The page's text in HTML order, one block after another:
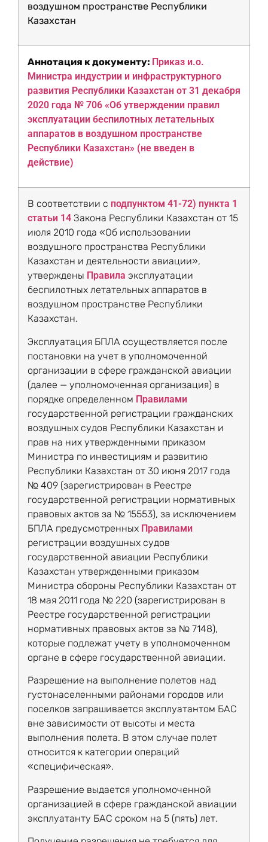
воздушном пространстве Республики
Казахстан
Аннотация к документу: Приказ и.о.
Министра индустрии и инфраструктурного
развития Республики Казахстан от 31 декабря
2020 года № 706 «Об утверждении правил
эксплуатации беспилотных летательных
аппаратов в воздушном пространстве
Республики Казахстан» (не введен в
действие)
В соответствии с подпунктом 41-72) пункта 1
статьи 14 Закона Республики Казахстан от 15
июля 2010 года «Об использовании
воздушного пространства Республики
Казахстан и деятельности авиации»,
утверждены Правила эксплуатации
беспилотных летательных аппаратов в
воздушном пространстве Республики
Казахстан.
Эксплуатация БПЛА осуществляется после
постановки на учет в уполномоченной
организации в сфере гражданской авиации
(далее — уполномоченная организация) в
порядке определенном Правилами
государственной регистрации гражданских
воздушных судов Республики Казахстан и
прав на них утвержденными приказом
Министра по инвестициям и развитию
Республики Казахстан от 30 июня 2017 года
№ 409 (зарегистрирован в Реестре
государственной регистрации нормативных
правовых актов за № 15553), за исключением
БПЛА предусмотренных Правилами
регистрации воздушных судов
государственной авиации Республики
Казахстан утвержденными приказом
Министра обороны Республики Казахстан от
18 мая 2011 года № 220 (зарегистрирован в
Реестре государственной регистрации
нормативных правовых актов за № 7148),
которые подлежат учету в уполномоченном
органе в сфере государственной авиации.
Разрешение на выполнение полетов над
густонаселенными районами городов или
поселков запрашивается эксплуатантом БАС
вне зависимости от высоты и места
выполнения полета. В этом случае полет
относится к категории операций
«специфическая».
Разрешение выдается уполномоченной
организацией в сфере гражданской авиации
эксплуатанту БАС сроком на 5 (пять) лет.